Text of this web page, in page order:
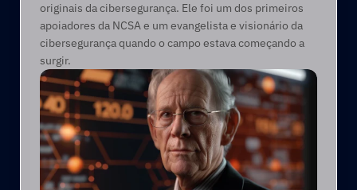
originais da cibersegurança. Ele foi um dos primeiros
apoiadores da NCSA e um evangelista e visionário da
cibersegurança quando o campo estava começando a
surgir.